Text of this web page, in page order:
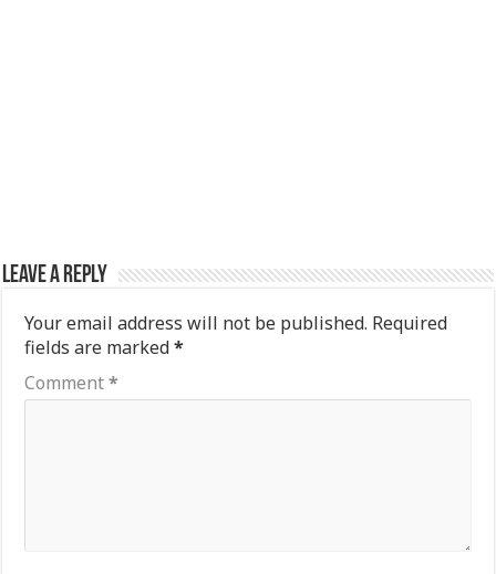
Leave a Reply
Your email address will not be published. Required
fields are marked*
Comment*